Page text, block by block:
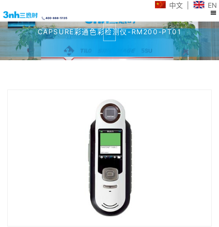
中文| EN
400-888-5135
CAPSURE彩通色彩检测仪-RM200-PT01